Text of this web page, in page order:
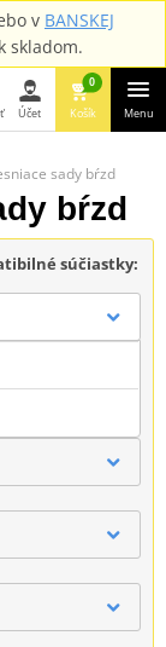
v BANSKEJ
skladom.
Hľadať
Účet
0
Košík Menu
sady bŕzd
bŕzd
súčiastky: